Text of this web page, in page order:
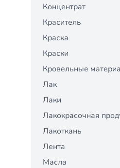
Концентрат
Краситель
Краска
Краски
Кровельные
Лак
Лаки
Лакокрасочная
Лакоткань
Лента
Масла